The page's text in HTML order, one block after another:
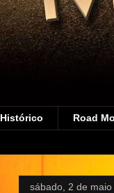
Histórico Road
sábado, 2 de